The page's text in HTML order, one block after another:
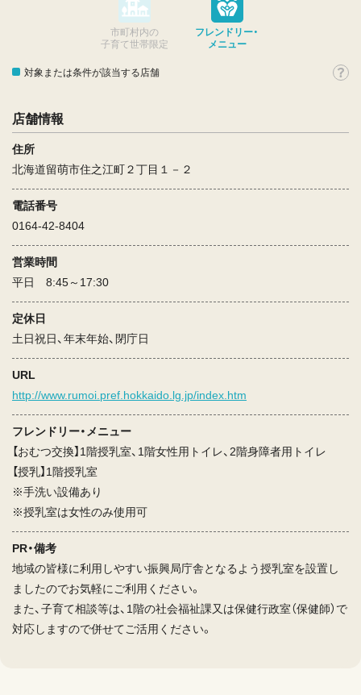
市町村内の
子育て世帯限定
フレンドリー・
メニュー
対象または条件が該当する店舗
店舗情報
住所
北海道留萌市住之江町２丁目１－２
電話番号
0164-42-8404
営業時間
平日 8:45～17:30
定休日
土日祝日、年末年始、閉庁日
URL
http://www.rumoi.pref.hokkaido.lg.jp/index.htm
フレンドリー・メニュー
【おむつ交換】1階授乳室、1階女性用トイレ、2階身障者用トイレ
【授乳】1階授乳室
※手洗い設備あり
※授乳室は女性のみ使用可
PR・備考
地域の皆様に利用しやすい振興局庁舎となるよう授乳室を設置し
ましたのでお気軽にご利用ください。
また、子育て相談等は、1階の社会福祉課又は保健行政室（保健師）で
対応しますので併せてご活用ください。